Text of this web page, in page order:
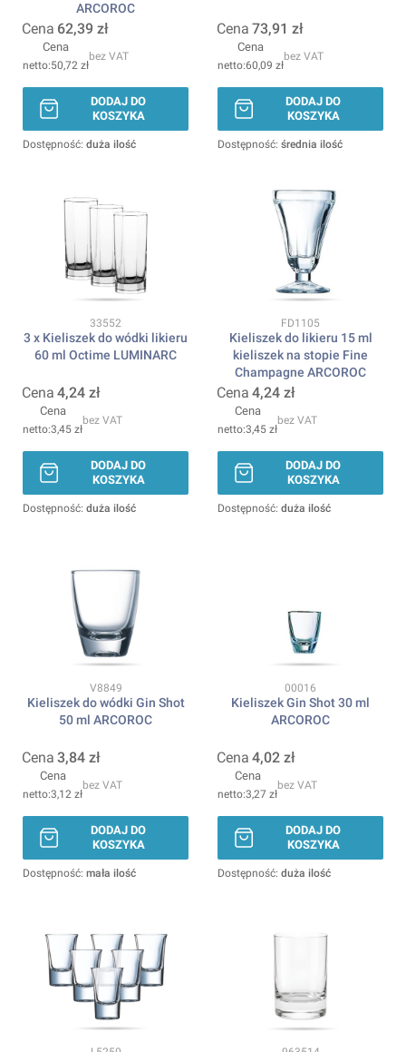
ARCOROC
Cena 62,39 zł
Cena
50,72 zł
bez VAT
DODAJ DO
KOSZYKA
Dostępność: duża ilość
Cena 73,91 zł
Cena
60,09 zł
bez VAT
DODAJ DO
KOSZYKA
Dostępność: średnia ilość
Kod produktu
33552
3 x Kieliszek do wódki likieru
60 ml Octime LUMINARC
Cena 4,24 zł
Cena
3,45 zł
bez VAT
DODAJ DO
KOSZYKA
Dostępność: duża ilość
Kod produktu
FD1105
Kieliszek do likieru 15 ml
kieliszek na stopie Fine
Champagne ARCOROC
Cena 4,24 zł
Cena
3,45 zł
bez VAT
DODAJ DO
KOSZYKA
Dostępność: duża ilość
Kod produktu
V8849
Kieliszek do wódki Gin Shot
50 ml ARCOROC
Cena 3,84 zł
Cena
3,12 zł
bez VAT
DODAJ DO
KOSZYKA
Dostępność: mała ilość
Kod produktu
00016
Kieliszek Gin Shot 30 ml
ARCOROC
Cena 4,02 zł
Cena
3,27 zł
bez VAT
DODAJ DO
KOSZYKA
Dostępność: duża ilość